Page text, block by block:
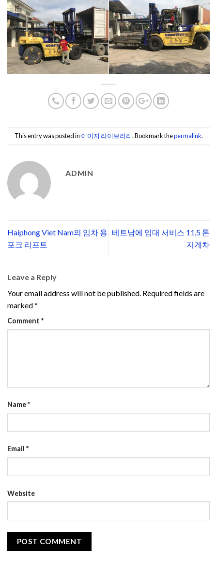
This entry was posted in 이미지 라이브러리. Bookmark thepermalink.
ADMIN
Haiphong Viet Nam의 임차 용
포크 리프트
베트남에 임대 서비스 11,5 톤
지게차
Leave a Reply
Your email address will not be published. Required fields are
marked*
Comment *
Name*
Email *
Website